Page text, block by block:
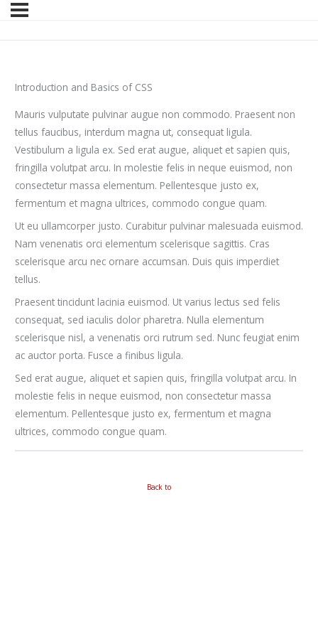
Introduction and Basics of CSS
Mauris vulputate pulvinar augue non commodo. Praesent non
tellus faucibus, interdum magna ut, consequat ligula.
Vestibulum a ligula ex. Sed erat augue, aliquet et sapien quis,
fringilla volutpat arcu. In molestie felis in neque euismod, non
consectetur massa elementum. Pellentesque justo ex,
fermentum et magna ultrices, commodo congue quam.
Ut eu ullamcorper justo. Curabitur pulvinar malesuada euismod.
Nam venenatis orci elementum scelerisque sagittis. Cras
scelerisque arcu nec ornare accumsan. Duis quis imperdiet
tellus.
Praesent tincidunt lacinia euismod. Ut varius lectus sed felis
consequat, sed iaculis dolor pharetra. Nulla elementum
scelerisque nisl, a venenatis orci rutrum sed. Nunc feugiat enim
ac auctor porta. Fusce a finibus ligula.
Sed erat augue, aliquet et sapien quis, fringilla volutpat arcu. In
molestie felis in neque euismod, non consectetur massa
elementum. Pellentesque justo ex, fermentum et magna
ultrices, commodo congue quam.
Back to